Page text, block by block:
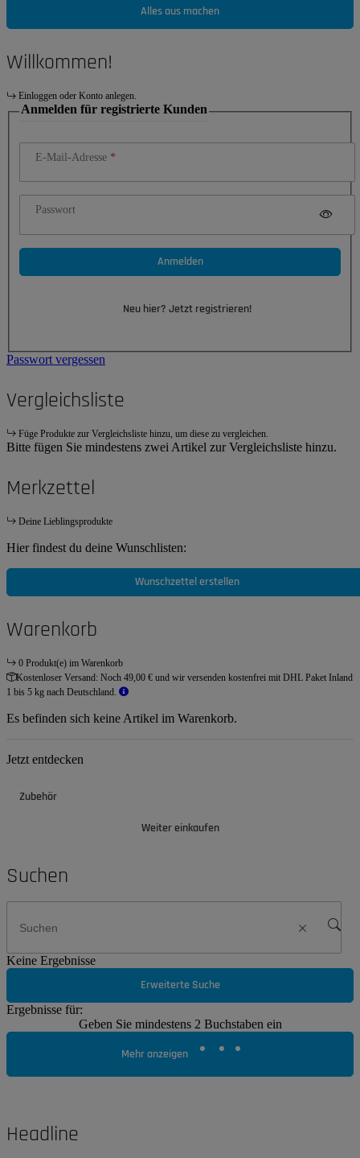
Alles aus machen
Willkommen!
Einloggen oder Konto anlegen.
Anmelden für registrierte Kunden
E-Mail-Adresse
Passwort
Anmelden
Neu hier? Jetzt registrieren!
Passwort vergessen
Vergleichsliste
Füge Produkte zur Vergleichsliste hinzu, um diese zu vergleichen.
Bitte fügen Sie mindestens zwei Artikel zur Vergleichsliste hinzu.
Merkzettel
Deine Lieblingsprodukte
Hier findest du deine Wunschlisten:
Wunschzettel erstellen
Warenkorb
0 Produkt(e) im Warenkorb
Kostenloser Versand: Noch 49,00 € und wir versenden kostenfrei mit DHL Paket Inland
1 bis 5 kg nach Deutschland.
Es befinden sich keine Artikel im Warenkorb.
Jetzt entdecken
Zubehör
Weiter einkaufen
Suchen
Keine Ergebnisse
Erweiterte Suche
Ergebnisse für:
Geben Sie mindestens 2 Buchstaben ein
Mehr anzeigen
Headline